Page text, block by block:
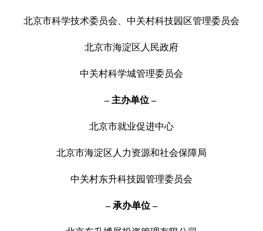
北京市科学技术委员会、中关村科技园区管理委员会
北京市海淀区人民政府
中关村科学城管理委员会
– 主办单位 –
北京市就业促进中心
北京市海淀区人力资源和社会保障局
中关村东升科技园管理委员会
– 承办单位 –